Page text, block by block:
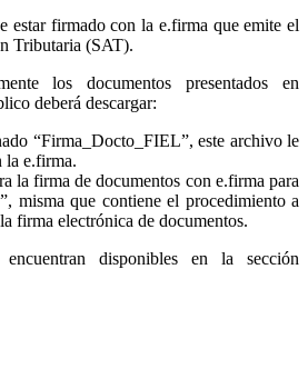
estar firmado con la e.firma que emite el
Tributaria (SAT).
los documentos presentados en
deberá descargar:
“Firma_Docto_FIEL”, este archivo le
la e.firma.
la firma de documentos con e.firma para
misma que contiene el procedimiento a
firma electrónica de documentos.
disponibles en la sección